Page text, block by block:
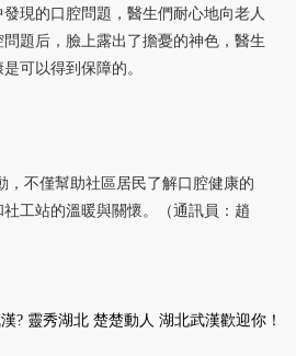
現的口腔問題，醫生們耐心地向老人
題后，臉上露出了擔憂的神色，醫生
可以得到保障的。
不僅幫助社區居民了解口腔健康的
工站的溫暖與關懷。（通訊員：趙
? 靈秀湖北 楚楚動人 湖北武漢歡迎你！